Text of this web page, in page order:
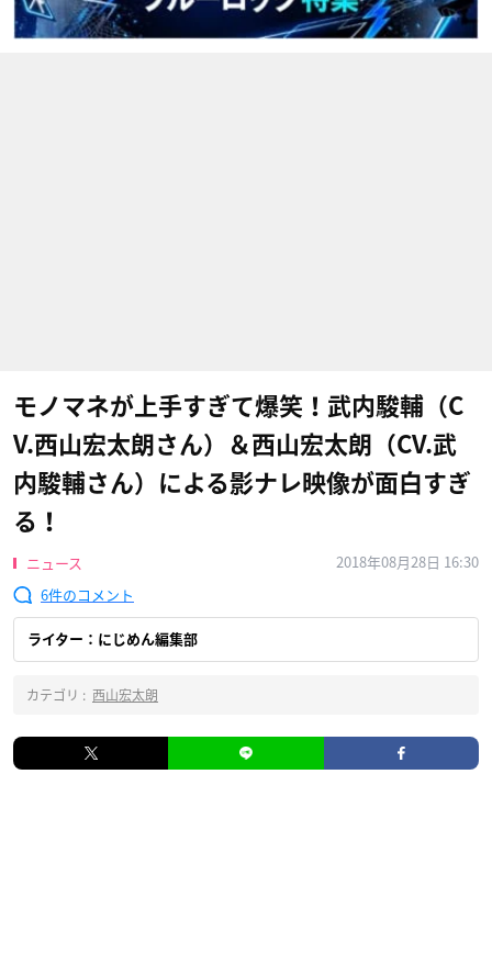
モノマネが上手すぎて爆笑！武内駿輔（C
V.西山宏太朗さん）＆西山宏太朗（CV.武
内駿輔さん）による影ナレ映像が面白すぎ
る！
ニュース
2018年08月28日 16:30
6
ライター：にじめん編集部
カテゴリ : 西山宏太朗